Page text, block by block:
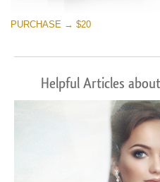
PURCHASE → $20
Helpful Articles